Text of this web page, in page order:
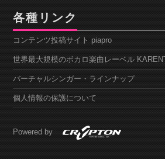
各種リンク
コンテンツ投稿サイト piapro
世界最大規模のボカロ楽曲レーベル KARENT
バーチャルシンガー・ラインナップ
個人情報の保護について
Powered by